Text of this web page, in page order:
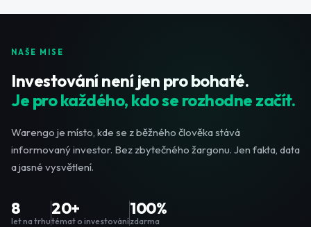
NAŠE MISE
Investování není jen pro bohaté.
Je pro každého, kdo se rozhodne začít.
Warengo je místo, kde se z běžného člověka stává
informovaný investor. Bez zbytečného žargonu. Jen fakta, data
a jasné vysvětlení.
8
let na trhu
20+
témat o investování
100%
zdarma